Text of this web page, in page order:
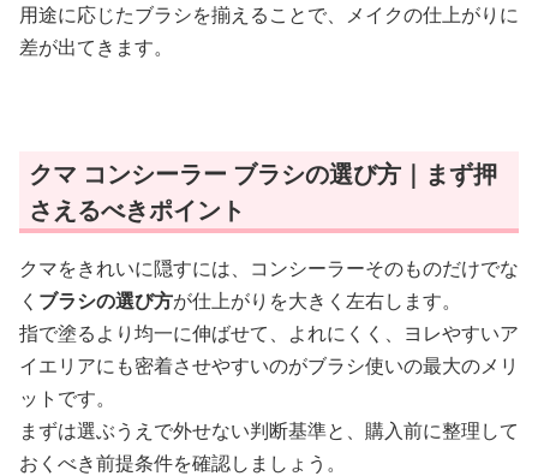
用途に応じたブラシを揃えることで、メイクの仕上がりに
差が出てきます。
クマ コンシーラー ブラシの選び方｜まず押
さえるべきポイント
クマをきれいに隠すには、コンシーラーそのものだけでな
く ブラシの選び方が仕上がりを大きく左右します。
指で塗るより均一に伸ばせて、よれにくく、ヨレやすいア
イエリアにも密着させやすいのがブラシ使いの最大のメリ
ットです。
まずは選ぶうえで外せない判断基準と、購入前に整理して
おくべき前提条件を確認しましょう。